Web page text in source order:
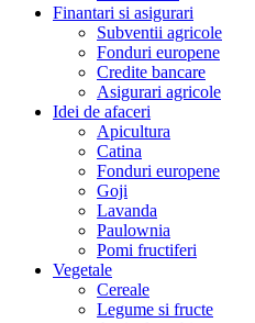
Finantari si asigurari
Subventii agricole
Fonduri europene
Credite bancare
Asigurari agricole
Idei de afaceri
Apicultura
Catina
Fonduri europene
Goji
Lavanda
Paulownia
Pomi fructiferi
Vegetale
Cereale
Legume si fructe